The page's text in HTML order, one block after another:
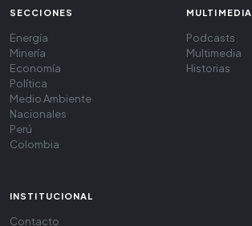
SECCIONES
Energía
Minería
Economía
Política
Medio Ambiente
Nacionales
Perú
Colombia
MULTIMEDIA
Podcasts
Multimedia
Historias
INSTITUCIONAL
Contacto